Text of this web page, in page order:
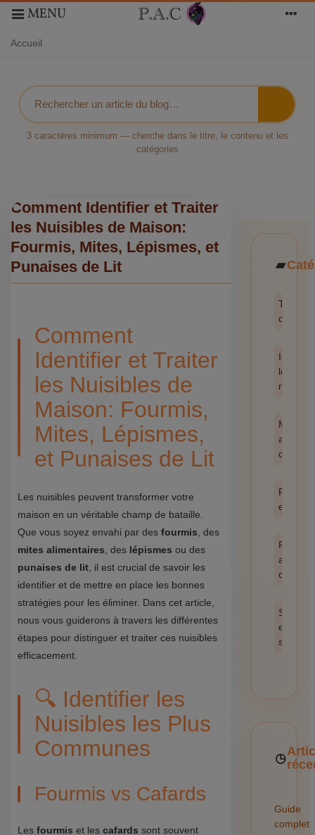
MENU
Accueil
3 caractères minimum — cherche dans le titre, le contenu et les
catégories
Comment Identifier et Traiter
les Nuisibles de Maison:
Fourmis, Mites, Lépismes, et
Punaises de Lit
Comment
Identifier et Traiter
les Nuisibles de
Maison: Fourmis,
Mites, Lépismes,
et Punaises de Lit
Les nuisibles peuvent transformer votre
maison en un véritable champ de bataille.
Que vous soyez envahi par des fourmis , des
mites alimentaires , des lépismes ou des
punaises de lit , il est crucial de savoir les
identifier et de mettre en place les bonnes
stratégies pour les éliminer. Dans cet article,
nous vous guiderons à travers les différentes
étapes pour distinguer et traiter ces nuisibles
efficacement.
🔍 Identifier les
Nuisibles les Plus
Communes
Fourmis vs Cafards
Les fourmis et les cafards sont souvent
Toutes
les
anti-
cafards
et
Produit
anti
cafards
Santé
et
sécurité
Guide
complet